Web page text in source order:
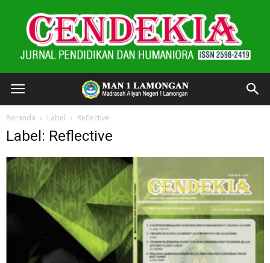
Beranda Label Reflective
Label: Reflective